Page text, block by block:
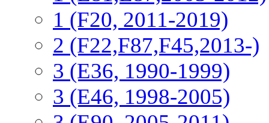
1 (F20, 2011-2019)
2 (F22,F87,F45,2013-)
3 (Е36, 1990-1999)
3 (E46, 1998-2005)